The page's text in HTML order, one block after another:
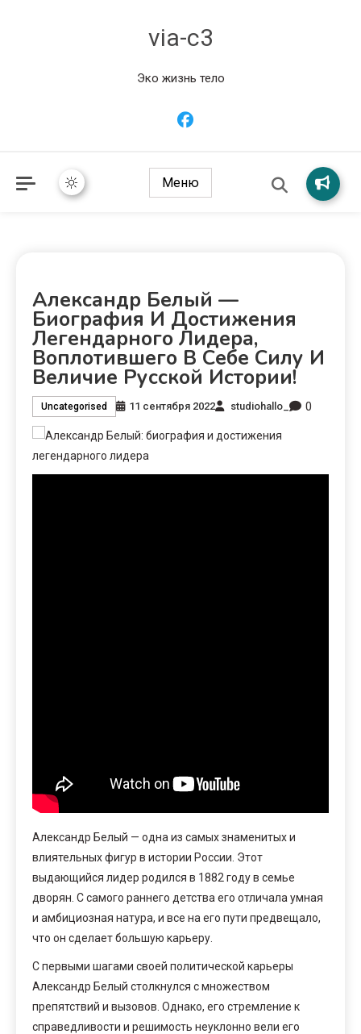
via-c3
Эко жизнь тело
Меню
Александр Белый —
Биография И Достижения
Легендарного Лидера,
Воплотившего В Себе Силу И
Величие Русской Истории!
Uncategorised 11 сентября 2022 studiohallo_ 0
Александр Белый — одна из самых знаменитых и
влиятельных фигур в истории России. Этот
выдающийся лидер родился в 1882 году в семье
дворян. С самого раннего детства его отличала умная
и амбициозная натура, и все на его пути предвещало,
что он сделает большую карьеру.
С первыми шагами своей политической карьеры
Александр Белый столкнулся с множеством
препятствий и вызовов. Однако, его стремление к
справедливости и решимость неуклонно вели его